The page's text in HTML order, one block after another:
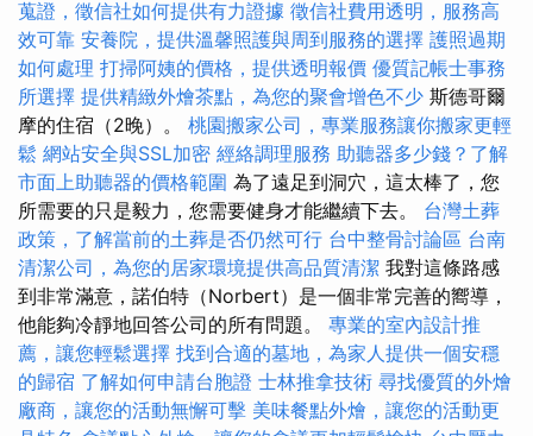
蒐證，徵信社如何提供有力證據 徵信社費用透明，服務高
效可靠 安養院，提供溫馨照護與周到服務的選擇 護照過期
如何處理 打掃阿姨的價格，提供透明報價 優質記帳士事務
所選擇 提供精緻外燴茶點，為您的聚會增色不少 斯德哥爾
摩的住宿（2晚）。 桃園搬家公司，專業服務讓你搬家更輕
鬆 網站安全與SSL加密 經絡調理服務 助聽器多少錢？了解
市面上助聽器的價格範圍 為了遠足到洞穴，這太棒了，您
所需要的只是毅力，您需要健身才能繼續下去。 台灣土葬
政策，了解當前的土葬是否仍然可行 台中整骨討論區 台南
清潔公司，為您的居家環境提供高品質清潔 我對這條路感
到非常滿意，諾伯特（Norbert）是一個非常完善的嚮導，
他能夠冷靜地回答公司的所有問題。 專業的室內設計推
薦，讓您輕鬆選擇 找到合適的墓地，為家人提供一個安穩
的歸宿 了解如何申請台胞證 士林推拿技術 尋找優質的外燴
廠商，讓您的活動無懈可擊 美味餐點外燴，讓您的活動更